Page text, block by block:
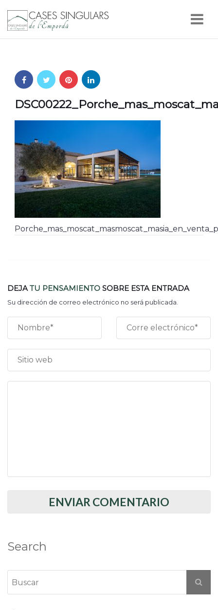
DEJATU PENSAMIENTO SOBRE ESTA ENTRADA
Su dirección de correo electrónico no será publicada.
Search